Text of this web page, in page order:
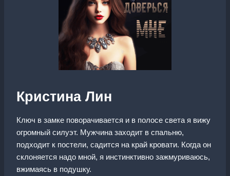
Кристина Лин
Ключ в замке поворачивается и в полосе света я вижу
огромный силуэт. Мужчина заходит в спальню,
подходит к постели, садится на край кровати. Когда он
склоняется надо мной, я инстинктивно зажмуриваюсь,
вжимаясь в подушку.